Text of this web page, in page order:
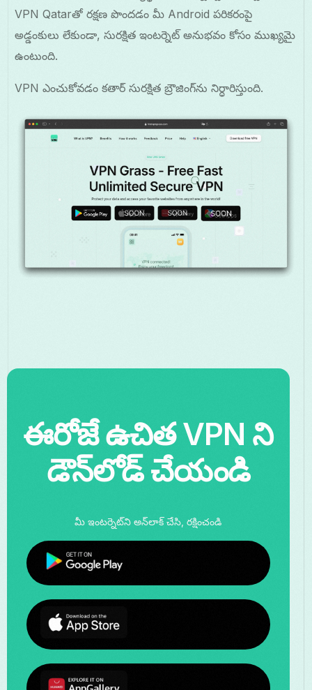
VPN Qatarతో రక్షణ పొందడం మీ Android పరికరంపై
అడ్డంకులు లేకుండా, సురక్షిత ఇంటర్నెట్ అనుభవం కోసం ముఖ్యమై
ఉంటుంది.
VPN ఎంచుకోవడం కతార్ సురక్షిత బ్రౌజింగ్‌ను నిర్ధారిస్తుంది.
ఈరోజే ఉచిత VPN ని
డౌన్‌లోడ్ చేయండి
మీ ఇంటర్నెట్‌ని అన్‌లాక్ చేసి, రక్షించండి